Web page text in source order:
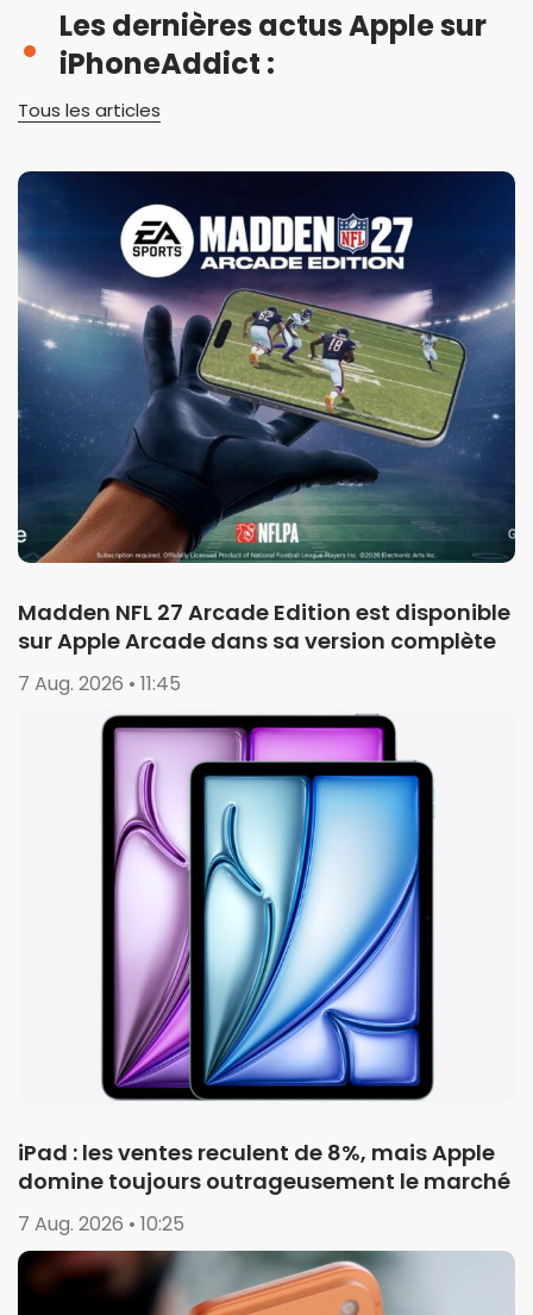
Les dernières actus Apple sur
iPhoneAddict :
Tous les articles
Madden NFL 27 Arcade Edition est disponible
sur Apple Arcade dans sa version complète
7 Aug. 2026 • 11:45
iPad : les ventes reculent de 8%, mais Apple
domine toujours outrageusement le marché
7 Aug. 2026 • 10:25